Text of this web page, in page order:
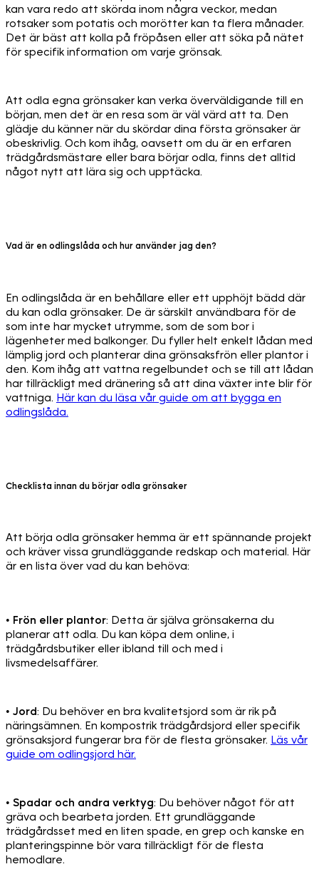
kan vara redo att skörda inom några veckor, medan
rotsaker som potatis och morötter kan ta flera månader.
Det är bäst att kolla på fröpåsen eller att söka på nätet
för specifik information om varje grönsak.
Att odla egna grönsaker kan verka överväldigande till en
början, men det är en resa som är väl värd att ta. Den
glädje du känner när du skördar dina första grönsaker är
obeskrivlig. Och kom ihåg, oavsett om du är en erfaren
trädgårdsmästare eller bara börjar odla, finns det alltid
något nytt att lära sig och upptäcka.
Vad är en odlingslåda och hur använder jag den?
En odlingslåda är en behållare eller ett upphöjt bädd där
du kan odla grönsaker. De är särskilt användbara för de
som inte har mycket utrymme, som de som bor i
lägenheter med balkonger. Du fyller helt enkelt lådan med
lämplig jord och planterar dina grönsaksfrön eller plantor i
den. Kom ihåg att vattna regelbundet och se till att lådan
har tillräckligt med dränering så att dina växter inte blir för
vattniga. Här kan du läsa vår guide om att bygga en
odlingslåda.
Checklista innan du börjar odla grönsaker
Att börja odla grönsaker hemma är ett spännande projekt
och kräver vissa grundläggande redskap och material. Här
är en lista över vad du kan behöva:
• Frön eller plantor: Detta är själva grönsakerna du
planerar att odla. Du kan köpa dem online, i
trädgårdsbutiker eller ibland till och med i
livsmedelsaffärer.
• Jord: Du behöver en bra kvalitetsjord som är rik på
näringsämnen. En kompostrik trädgårdsjord eller specifik
grönsaksjord fungerar bra för de flesta grönsaker. Läs vår
guide om odlingsjord här.
• Spadar och andra verktyg: Du behöver något för att
gräva och bearbeta jorden. Ett grundläggande
trädgårdsset med en liten spade, en grep och kanske en
planteringspinne bör vara tillräckligt för de flesta
hemodlare.